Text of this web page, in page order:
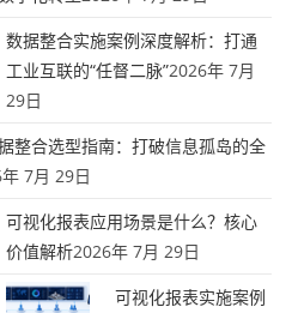
数据整合实施案例深度解析：打通
工业互联的“任督二脉”2026年 7月
29日
整合选型指南：打破信息孤岛的全
7月 29日
可视化报表应用场景是什么？核心
价值解析2026年 7月 29日
可视化报表实施案例